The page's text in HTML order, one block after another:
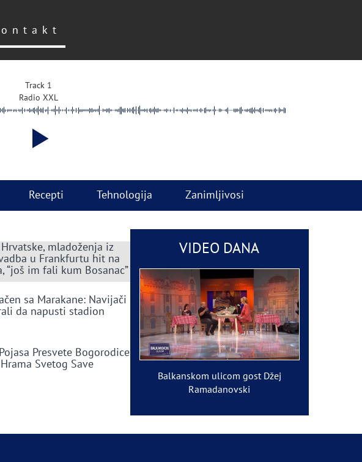
Track 1
Radio XXL
Recepti Tehnologija Zanimljivosi
mladoženja iz
u Frankfurtu hit na
“još im fali kum Bosanac”
sa Marakane: Navijači
da napusti stadion
Presvete Bogorodice
Svetog Save
VIDEO DANA
Balkanskom ulicom gost Džej
Ramadanovski